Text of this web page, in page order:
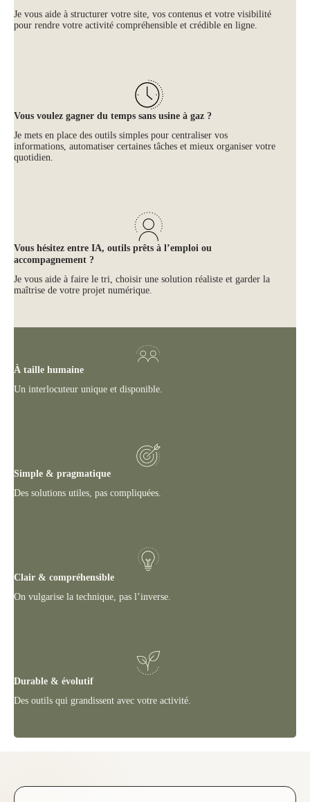
Je vous aide à structurer votre site, vos contenus et votre visibilité
pour rendre votre activité compréhensible et crédible en ligne.
Vous voulez gagner du temps sans usine à gaz ?
Je mets en place des outils simples pour centraliser vos
informations, automatiser certaines tâches et mieux organiser votre
quotidien.
Vous hésitez entre IA, outils prêts à l’emploi ou
accompagnement ?
Je vous aide à faire le tri, choisir une solution réaliste et garder la
maîtrise de votre projet numérique.
À taille humaine
Un interlocuteur unique et disponible.
Simple & pragmatique
Des solutions utiles, pas compliquées.
Clair & compréhensible
On vulgarise la technique, pas l’inverse.
Durable & évolutif
Des outils qui grandissent avec votre activité.